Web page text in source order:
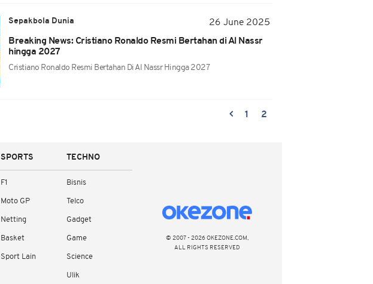
Sepakbola Dunia
26 June 2025
Breaking News: Cristiano Ronaldo Resmi Bertahan di Al Nassr
hingga 2027
Cristiano Ronaldo Resmi Bertahan Di Al Nassr Hingga 2027
1 2
SPORTS
F1
Moto GP
Netting
Basket
Sport Lain
TECHNO
Bisnis
Telco
Gadget
Game
Science
Ulik
© 2007 - 2026 OKEZONE.COM,
ALL RIGHTS RESERVED